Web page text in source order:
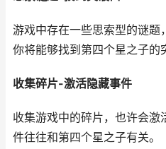
游戏中存在一些思索型的谜题
你将能够找到第四个星之子的
收集碎片-激活隐藏事件
收集游戏中的碎片，也许会
件往往和第四个星之子有关。